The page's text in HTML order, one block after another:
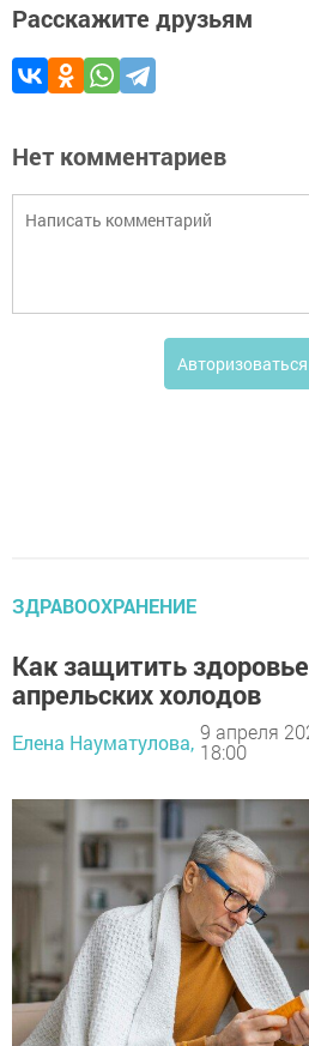
Расскажите друзьям
Нет комментариев
Авторизоваться
ЗДРАВООХРАНЕНИЕ
Как защитить
апрельских холодов
Елена Науматулова, 9 апреля
18:00